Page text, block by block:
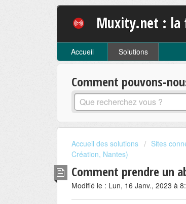
Muxity.net : la
Accueil Solutions
Comment pouvons-
Accueil des solutions Sites
Création, Nantes)
Comment prendre un
Modifié le : Lun, 16 Janv., 2023 à